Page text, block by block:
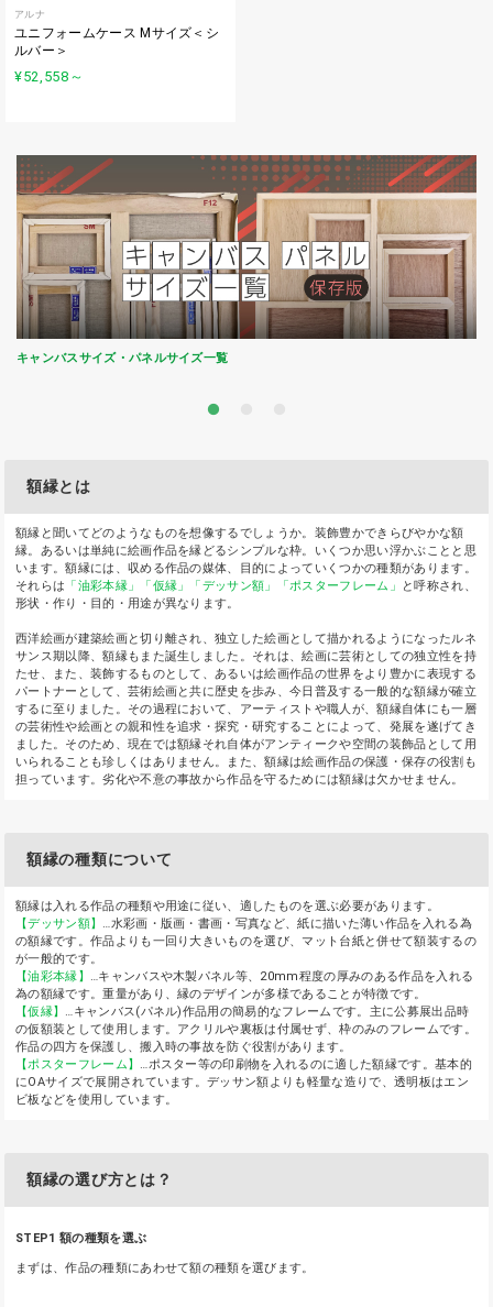
アルナ
ユニフォームケース Mサイズ＜シ
ルバー＞
¥52,558 ～
キャンバスサイズ・パネルサイズ一覧
額縁とは
額縁と聞いてどのようなものを想像するでしょうか。装飾豊かできらびやかな額
縁。あるいは単純に絵画作品を縁どるシンプルな枠。いくつか思い浮かぶことと思
います。額縁には、収める作品の媒体、目的によっていくつかの種類があります。
それらは 「油彩本縁」 「仮縁」 「デッサン額」 「ポスターフレーム」
と呼称され、
形状・作り・目的・用途が異なります。
西洋絵画が建築絵画と切り離され、独立した絵画として描かれるようになったルネ
サンス期以降、額縁もまた誕生しました。それは、絵画に芸術としての独立性を持
たせ、また、装飾するものとして、あるいは絵画作品の世界をより豊かに表現する
パートナーとして、芸術絵画と共に歴史を歩み、今日普及する一般的な額縁が確立
するに至りました。その過程において、アーティストや職人が、額縁自体にも一層
の芸術性や絵画との親和性を追求・探究・研究することによって、発展を遂げてき
ました。そのため、現在では額縁それ自体がアンティークや空間の装飾品として用
いられることも珍しくはありません。また、額縁は絵画作品の保護・保存の役割も
担っています。劣化や不意の事故から作品を守るためには額縁は欠かせません。
額縁の種類について
額縁は入れる作品の種類や用途に従い、適したものを選ぶ必要があります。
【デッサン額】 …水彩画・版画・書画・写真など、紙に描いた薄い作品を入れる為
の額縁です。作品よりも一回り大きいものを選び、マット台紙と併せて額装するの
が一般的です。
【油彩本縁】 …キャンバスや木製パネル等、20mm程度の厚みのある作品を入れる
為の額縁です。重量があり、縁のデザインが多様であることが特徴です。
【仮縁】 …キャンバス(パネル)作品用の簡易的なフレームです。主に公募展出品時
の仮額装として使用します。アクリルや裏板は付属せず、枠のみのフレームです。
作品の四方を保護し、搬入時の事故を防ぐ役割があります。
【ポスターフレーム】 …ポスター等の印刷物を入れるのに適した額縁です。基本的
にOAサイズで展開されています。デッサン額よりも軽量な造りで、透明板はエン
ビ板などを使用しています。
額縁の選び方とは？
STEP1 額の種類を選ぶ
まずは、作品の種類にあわせて額の種類を選びます。